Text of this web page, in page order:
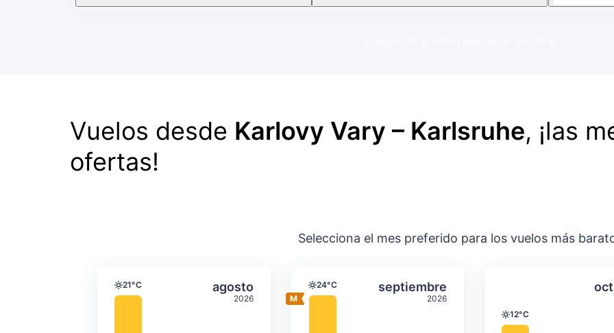
Vuelos desde Karlovy Vary – Karlsruhe, ¡las
ofertas!
Selecciona el mes preferido para los vuelos más
agosto
2026
Temperatura y precipitación media mensual
Temperatura
21°C Seleccionar agosto septiembre
2026
Temperatura y precipitación media
Temperatura
24°C Seleccionar septiembreTemperatura
Temperatura
12°C